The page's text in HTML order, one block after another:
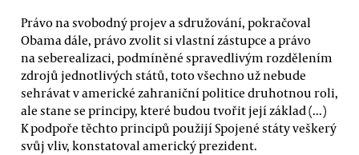
Právo na svobodný projev a sdružování, pokračoval
Obama dále, právo zvolit si vlastní zástupce a právo
na seberealizaci, podmíněné spravedlivým rozdělením
zdrojů jednotlivých států, toto všechno už nebude
sehrávat v americké zahraniční politice druhotnou roli,
ale stane se principy, které budou tvořit její základ (...)
K podpoře těchto principů použijí Spojené státy veškerý
svůj vliv, konstatoval americký prezident.